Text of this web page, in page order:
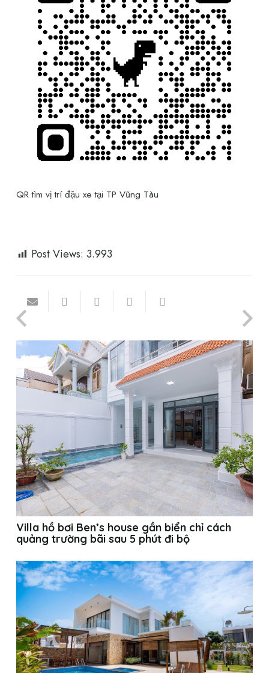
QR tìm vị trí đậu xe tại TP Vũng Tàu
Post Views: 3.993
Villa hồ bơi Ben’s house gần biển chỉ cách
quảng trường bãi sau 5 phút đi bộ